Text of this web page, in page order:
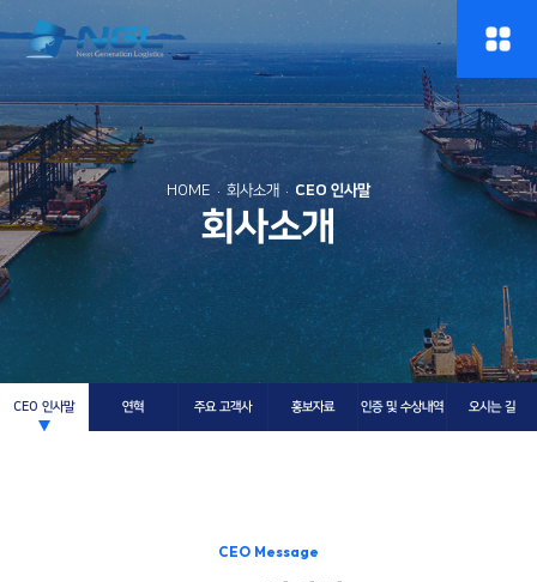
HOME 회사소개 CEO 인사말
회사소개
CEO 인사말 연혁 주요 고객사 홍보자료 인증 및 수상내역 오시는 길
CEO Message